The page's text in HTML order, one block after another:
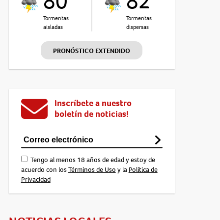
Tormentas
aisladas
Tormentas
dispersas
PRONÓSTICO EXTENDIDO
Inscríbete a nuestro
boletín de noticias!
Tengo al menos 18 años de edad y estoy de
acuerdo con losTérminos de Uso y la Política de
Privacidad